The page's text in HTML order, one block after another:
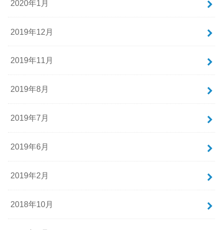
2020年1月
2019年12月
2019年11月
2019年8月
2019年7月
2019年6月
2019年2月
2018年10月